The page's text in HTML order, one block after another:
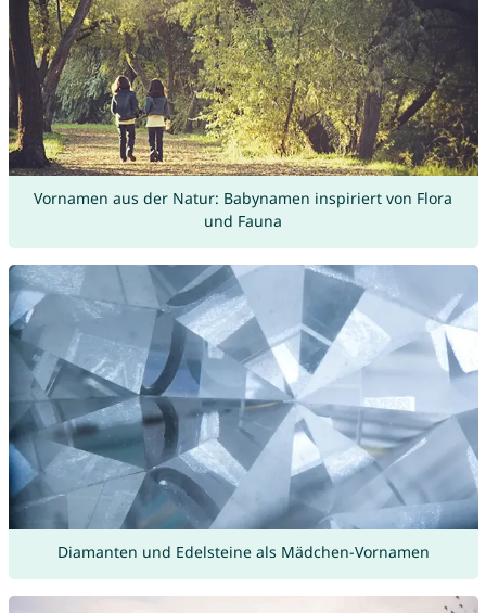
Vornamen aus der Natur: Babynamen inspiriert von Flora
und Fauna
Diamanten und Edelsteine als Mädchen-Vornamen